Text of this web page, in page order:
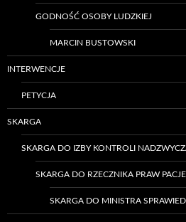
GODNOŚĆ OSOBY LUDZKIEJ
MARCIN BUSTOWSKI
INTERWENCJE
PETYCJA
SKARGA
SKARGA DO IZBY KONTROLI
SKARGA DO RZECZNIKA PRAW
SKARGA DO MINISTRA